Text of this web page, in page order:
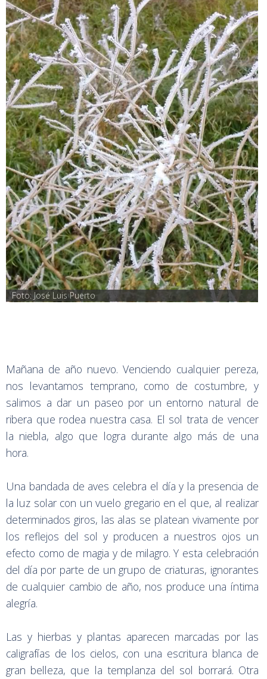
Foto: José Luis Puerto
Mañana de año nuevo. Venciendo cualquier pereza,
nos levantamos temprano, como de costumbre, y
salimos a dar un paseo por un entorno natural de
ribera que rodea nuestra casa. El sol trata de vencer
la niebla, algo que logra durante algo más de una
hora.
Una bandada de aves celebra el día y la presencia de
la luz solar con un vuelo gregario en el que, al realizar
determinados giros, las alas se platean vivamente por
los reflejos del sol y producen a nuestros ojos un
efecto como de magia y de milagro. Y esta celebración
del día por parte de un grupo de criaturas, ignorantes
de cualquier cambio de año, nos produce una íntima
alegría.
Las y hierbas y plantas aparecen marcadas por las
caligrafías de los cielos, con una escritura blanca de
gran belleza, que la templanza del sol borrará. Otra